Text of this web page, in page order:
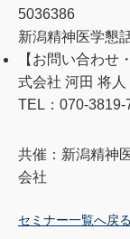
5036386
新潟精神医学懇
【お問い合わせ
式会社 河田 将人
TEL：070-
共催：新潟精神
会社
セミナー一覧へ戻る